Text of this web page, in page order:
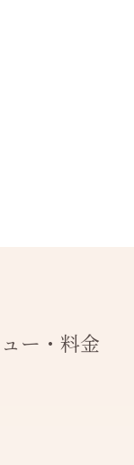
ー・料金